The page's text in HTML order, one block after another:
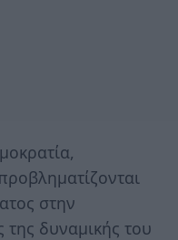
στην
της δυναμικής του